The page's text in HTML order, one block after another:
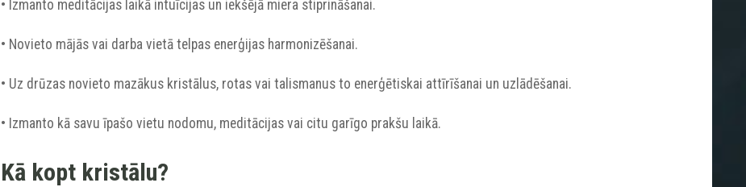
• Izmanto meditācijas laikā intuīcijas un iekšējā miera stiprināšanai.
• Novieto mājās vai darba vietā telpas enerģijas harmonizēšanai.
• Uz drūzas novieto mazākus kristālus, rotas vai talismanus to enerģētiskai attīrīšanai un uzlādēšanai.
• Izmanto kā savu īpašo vietu nodomu, meditācijas vai citu garīgo prakšu laikā.
Kā kopt kristālu?